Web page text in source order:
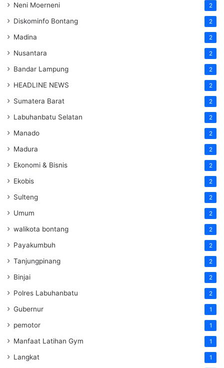
Neni Moerneni 2
Diskominfo Bontang 2
Madina 2
Nusantara 2
Bandar Lampung 2
HEADLINE NEWS 2
Sumatera Barat 2
Labuhanbatu Selatan 2
Manado 2
Madura 2
Ekonomi & Bisnis 2
Ekobis 2
Sulteng 2
Umum 2
walikota bontang 2
Payakumbuh 2
Tanjungpinang 2
Binjai 2
Polres Labuhanbatu 2
Gubernur 1
pemotor 1
Manfaat Latihan Gym 1
Langkat 1